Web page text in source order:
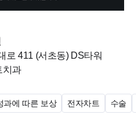
로 411 (서초동) DS타워
치과
과에 따른 보상 전자차트 수술